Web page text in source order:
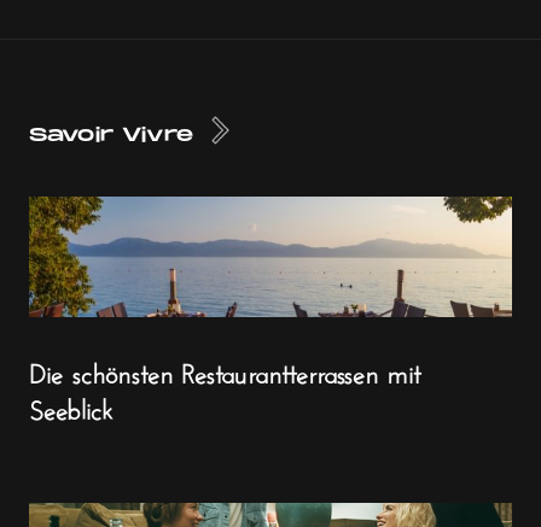
Savoir Vivre
Die schönsten Restaurantterrassen mit
Seeblick